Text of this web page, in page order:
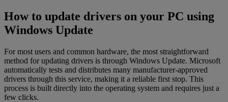
How to update drivers on your PC using
Windows Update
For most users and common hardware, the most straightforward
method for updating drivers is through Windows Update. Microsoft
automatically tests and distributes many manufacturer-approved
drivers through this service, making it a reliable first stop. This
process is built directly into the operating system and requires just a
few clicks.